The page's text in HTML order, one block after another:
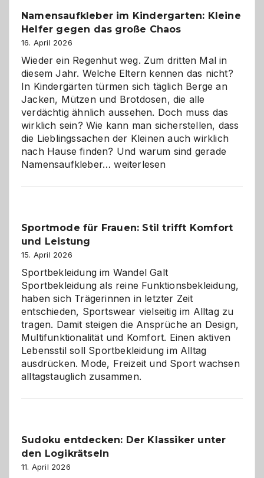
ist
eine
die
richtige
Wahl?
Namensaufkleber im Kindergarten: Kleine
Helfer gegen das große Chaos
16. April 2026
Wieder ein Regenhut weg. Zum dritten Mal in
diesem Jahr. Welche Eltern kennen das nicht?
In Kindergärten türmen sich täglich Berge an
Jacken, Mützen und Brotdosen, die alle
verdächtig ähnlich aussehen. Doch muss das
wirklich sein? Wie kann man sicherstellen, dass
die Lieblingssachen der Kleinen auch wirklich
nach Hause finden? Und warum sind gerade
Namensaufkleber…Namensaufkleber
gegen
Chaos
weiterlesen
Sportmode für Frauen: Stil trifft Komfort
und Leistung
15. April 2026
Sportbekleidung im Wandel Galt
Sportbekleidung als reine Funktionsbekleidung,
haben sich Trägerinnen in letzter Zeit
entschieden, Sportswear vielseitig im Alltag zu
tragen. Damit steigen die Ansprüche an Design,
Multifunktionalität und Komfort. Einen aktiven
Lebensstil soll Sportbekleidung im Alltag
ausdrücken. Mode, Freizeit und Sport wachsen
alltagstauglich zusammen.
Sudoku entdecken: Der Klassiker unter
den Logikrätseln
11. April 2026